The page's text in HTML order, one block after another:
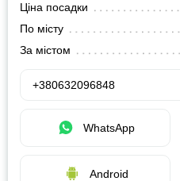
Ціна посадки
По місту
За містом
+380632096848
WhatsApp
Android